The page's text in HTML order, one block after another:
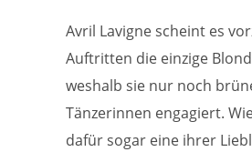
Avril Lavigne scheint es
Auftritten die einzige
weshalb sie nur noch
Tänzerinnen engagiert.
dafür sogar eine ihrer